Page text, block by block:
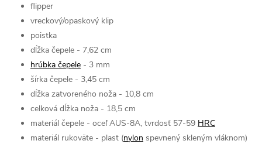
flipper
vreckový/opaskový klip
poistka
dĺžka čepele - 7,62 cm
hrúbka čepele - 3 mm
šírka čepele - 3,45 cm
dĺžka zatvoreného noža - 10,8 cm
celková dĺžka noža - 18,5 cm
materiál čepele - oceľ AUS-8A, tvrdosť 57-59 HRC
materiál rukoväte - plast (nylon spevnený skleným vláknom)